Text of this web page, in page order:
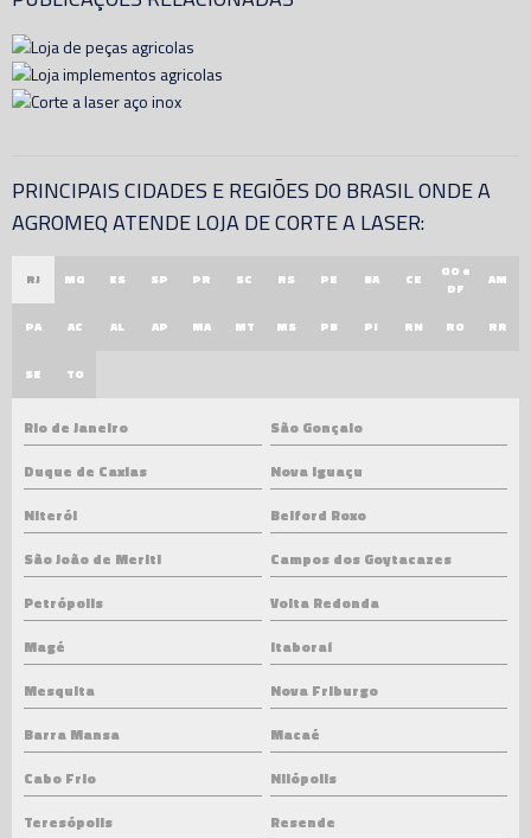
PRINCIPAIS CIDADES E REGIÕES DO BRASIL ONDE A
AGROMEQ ATENDE LOJA DE CORTE A LASER:
RJ MG ES SP PR SC RS PE BA CE
GO e
DF
AM
PA AC AL AP MA MT MS PB PI RN RO RR
SE TO
Rio de Janeiro
São Gonçalo
Duque de Caxias
Nova Iguaçu
Niterói
Belford Roxo
São João de Meriti
Campos dos Goytacazes
Petrópolis
Volta Redonda
Magé
Itaboraí
Mesquita
Nova Friburgo
Barra Mansa
Macaé
Cabo Frio
Nilópolis
Teresópolis
Resende